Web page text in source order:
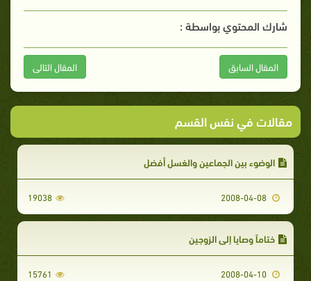
شارك المحتوي بواسطة :
المقال السابق المقال التالى
مقالات في نفس القسم
الوضوء بين الجماعين والغسل أفضل
19038
ختاماً وصايا إلى الزوجين
15761